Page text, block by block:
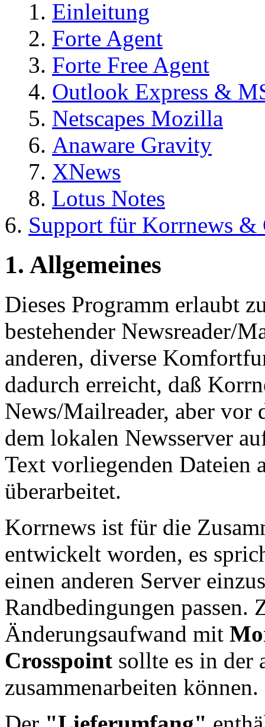
Einleitung
Forte Agent
Forte Free Agent
Outlook Express &
Netscapes Mozilla
Anaware Gravity
XNews
Lotus Notes
Support für Korrnews &
1. Allgemeines
Dieses Programm erlaubt
bestehender Newsreader/
anderen, diverse
dadurch erreicht, daß
News/Mailreader, aber vor
dem lokalen Newsserver
Text vorliegenden Dateien
überarbeitet.
Korrnews ist für die
entwickelt worden, es
einen anderen Server
Randbedingungen passen.
Änderungsaufwand mit
Crosspoint sollte es in der
zusammenarbeiten können.